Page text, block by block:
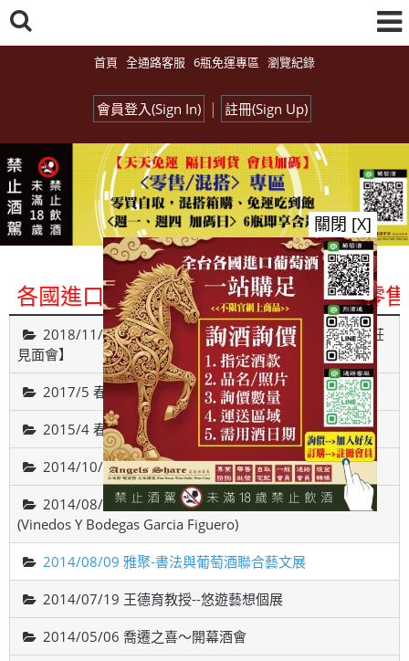
首頁 全通路客服 6瓶免運專區 瀏覽紀錄
會員登入(Sign In) | 註冊(Sign Up)
進口酒類商品 專業詢(尋)酒詢價零售
2018/11/26【Monday Red 之 遇見葡萄牙古城貴族酒莊
見面會】
2017/5 春之氣泡酒試飲博覽會
2015/4 春之氣泡酒試飲博覽會
2014/10/18智利-威帝偉士酒廠品酒會(VALDIVIESO)
2014/08/22 西班牙斗羅河產區，費加洛酒莊品酒會
(Vinedos Y Bodegas Garcia Figuero)
2014/08/09 雅聚-書法與葡萄酒聯合藝文展
2014/07/19 王德育教授--悠遊藝想個展
2014/05/06 喬遷之喜～開幕酒會
關閉 [X]